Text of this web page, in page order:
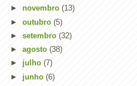
► novembro (13)
► outubro (5)
► setembro (32)
► agosto (38)
► julho (7)
► junho (6)